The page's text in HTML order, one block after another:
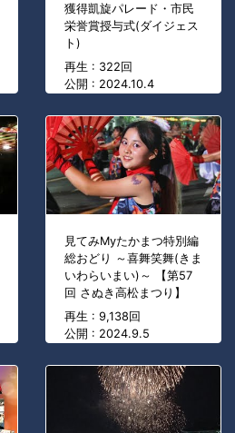
獲得凱旋パレード・市民
栄誉賞授与式(ダイジェス
ト)
再生 : 322回
公開 : 2024.10.4
見てみMyたかまつ特別編
総おどり ～喜舞笑舞(きま
いわらいまい)～ 【第57
回 さぬき高松まつり】
再生 : 9,138回
公開 : 2024.9.5